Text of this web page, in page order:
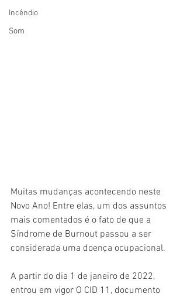
Incêndio
Som
Muitas mudanças acontecendo neste
Novo Ano! Entre elas, um dos assuntos
mais comentados é o fato de que a
Síndrome de Burnout passou a ser
considerada uma doença ocupacional.
A partir do dia 1 de janeiro de 2022,
entrou em vigor O CID 11, documento